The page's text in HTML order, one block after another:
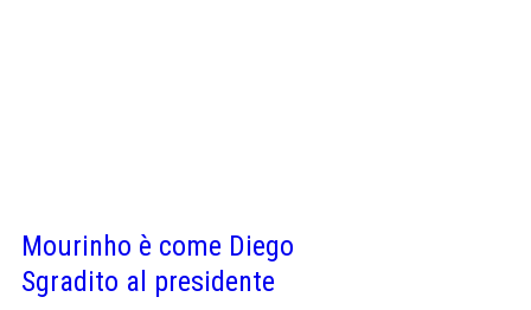
Mourinho è come Diego
Sgradito al presidente